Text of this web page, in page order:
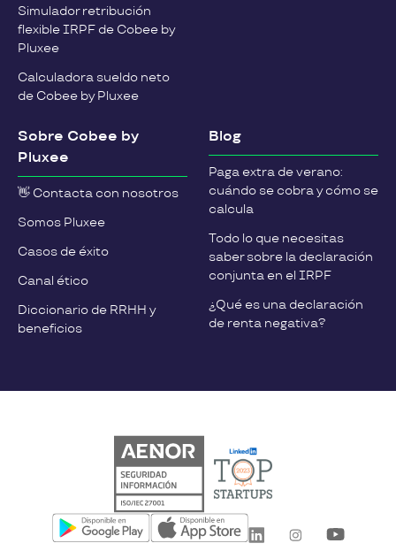
Simulador retribución
flexible IRPF de Cobee by
Pluxee
Calculadora sueldo neto
de Cobee by Pluxee
Sobre Cobee by
Pluxee
👋 Contacta con nosotros
Somos Pluxee
Casos de éxito
Canal ético
Diccionario de RRHH y
beneficios
Blog
Paga extra de verano:
cuándo se cobra y cómo se
calcula
Todo lo que necesitas
saber sobre la declaración
conjunta en el IRPF
¿Qué es una declaración
de renta negativa?